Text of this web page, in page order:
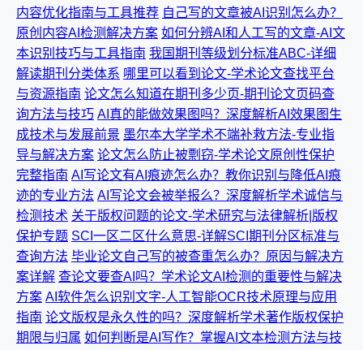
内容优化指南与工具推荐 自己写的文章被AI识别怎么办？
原创内容AI检测解决方案 如何分辨AI和人工写的文章-AI文
本识别技巧与工具指南 我国期刊等级划分标准ABC-详细
解读期刊分类体系 哪里可以看到论文-学术论文查找平台
与资源指南 论文怎么知道在期刊多少页-期刊论文页码查
询方法与技巧 AI真的能做效果图吗？深度解析AI效果图生
成技术与发展前景 墨尔本大学学术不端补救方法-专业指
导与解决方案 论文怎么防止被剽窃-学术论文原创性保护
完整指南 AI写论文有AI痕迹怎么办？教你识别与降低AI痕
迹的专业方法 AI写论文会被举报么？深度解析学术诚信与
检测技术 关于版权问题的论文-学术研究与法律解析|版权
保护专题 SCI一区二区什么意思-详解SCI期刊分区标准与
查询方法 毕业论文自己写的被查重怎么办？原因与解决方
案详解 查论文要查AI吗？学术论文AI检测的重要性与解决
方案 AI软件怎么识别文字-人工智能OCR技术原理与应用
指南 论文版权是永久性的吗？深度解析学术著作版权保护
期限与归属 如何判断是AI写作？掌握AI文本检测方法与技